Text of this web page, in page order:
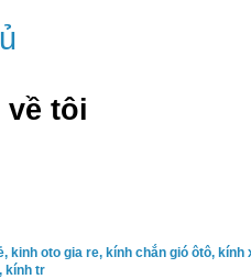
tôi
kinh oto gia re, kính chắn gió ôtô,
kính tr